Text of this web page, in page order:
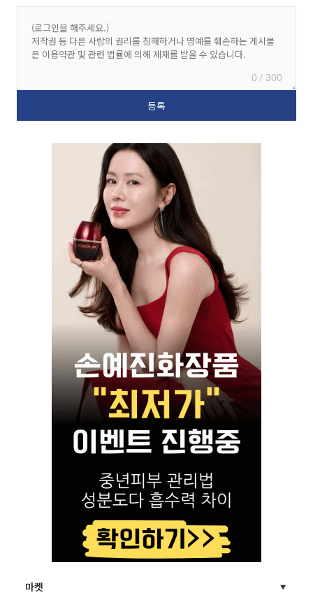
0 / 300
마켓